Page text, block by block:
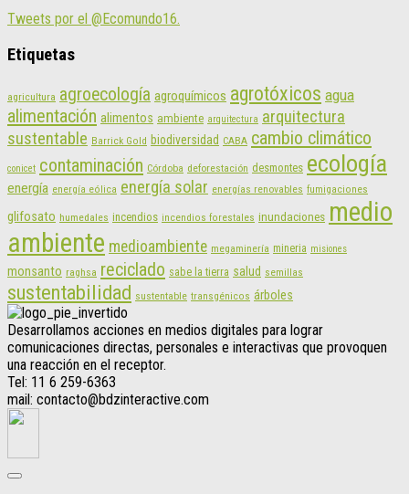
Tweets por el @Ecomundo16.
Etiquetas
agricultura agroecología agroquímicos agrotóxicos agua
alimentación alimentos ambiente arquitectura arquitectura
sustentable Barrick Gold biodiversidad CABA cambio climático
conicet contaminación Córdoba deforestación desmontes ecología
energía energía eólica energía solar energías renovables fumigaciones
glifosato humedales incendios incendios forestales inundaciones medio
ambiente medioambiente megaminería mineria misiones
monsanto raghsa reciclado sabe la tierra salud semillas
sustentabilidad sustentable transgénicos árboles
Desarrollamos acciones en medios digitales para lograr
comunicaciones directas, personales e interactivas que provoquen
una reacción en el receptor.
Tel: 11 6 259-6363
mail: contacto@bdzinteractive.com